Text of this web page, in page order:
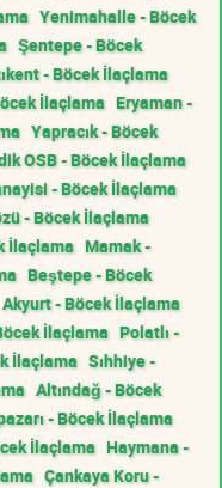
Yenimahalle - Böcek
Şentepe - Böcek
- Böcek İlaçlama
İlaçlama Eryaman -
Yapracık - Böcek
OSB - Böcek İlaçlama
- Böcek İlaçlama
- Böcek İlaçlama
İlaçlama Mamak -
Beştepe - Böcek
Akyurt - Böcek İlaçlama
İlaçlama Polatlı -
İlaçlama Sıhhiye -
Altındağ - Böcek
- Böcek İlaçlama
İlaçlama Haymana -
Çankaya Koru -